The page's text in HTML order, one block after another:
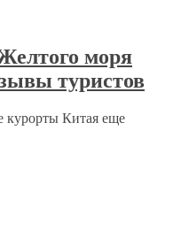
моря
туристов
курорты Китая еще